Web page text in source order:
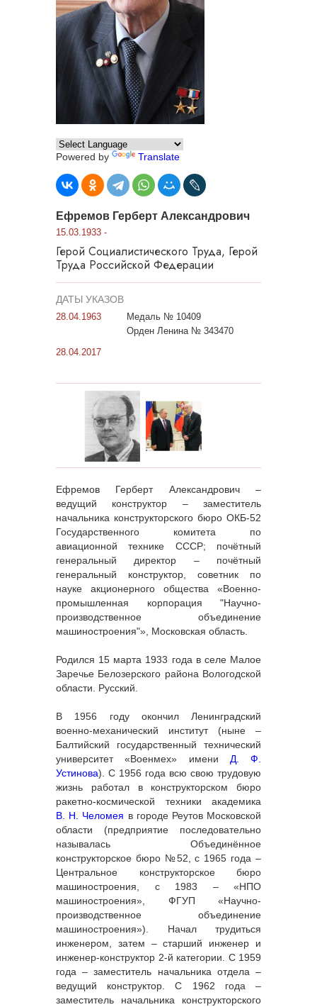
Powered by Translate
Ефремов Герберт Александрович
15.03.1933 -
Герой Социалистического Труда, Герой
Труда Российской Федерации
ДАТЫ УКАЗОВ
28.04.1963
Медаль № 10409
Орден Ленина № 343470
28.04.2017
Ефремов Герберт Александрович –
ведущий конструктор – заместитель
начальника конструкторского бюро ОКБ-52
Государственного комитета по
авиационной технике СССР; почётный
генеральный директор – почётный
генеральный конструктор, советник по
науке акционерного общества «Военно-
промышленная корпорация "Научно-
производственное объединение
машиностроения"», Московская область.
Родился 15 марта 1933 года в селе Малое
Заречье Белозерского района Вологодской
области. Русский.
В 1956 году окончил Ленинградский
военно-механический институт (ныне –
Балтийский государственный технический
университет «Военмех» имени Д. Ф.
Устинова). С 1956 года всю свою трудовую
жизнь работал в конструкторском бюро
ракетно-космической техники академика
В. Н. Челомея в городе Реутов Московской
области (предприятие последовательно
называлась Объединённое
конструкторское бюро №52, с 1965 года –
Центральное конструкторское бюро
машиностроения, с 1983 – «НПО
машиностроения», ФГУП «Научно-
производственное объединение
машиностроения»). Начал трудиться
инженером, затем – старший инженер и
инженер-конструктор 2-й категории. С 1959
года – заместитель начальника отдела –
ведущий конструктор. С 1962 года –
заместитель начальника конструкторского